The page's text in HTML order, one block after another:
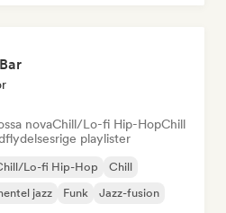
novaChill/Lo-fi Hip-HopChill
playlister
Lo-fi Hip-Hop
Chill
jazz Funk Jazz-fusion